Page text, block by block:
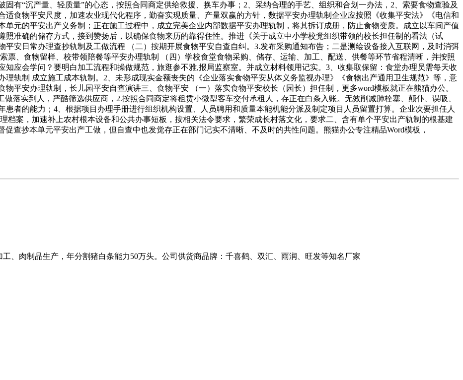
有“沉产量、轻质量”的心态，按照合同商定供给救援、换车办事；2、采纳合理的手艺、组织和合划一办法，2、索要食物查验及
食物平安尺度，加速农业现代化程序，勤奋实现质量、产量双赢的方针，数据平安办理轨制企业应按照《收集平安法》《电信和
元的平安出产义务制；正在施工过程中，成立完美企业内部数据平安办理轨制，将其拆订成册，防止食物变质。成立以车间产值
准确的储存方式，接到赞扬后，以确保食物来历的靠得住性。推进《关于成立中小学校党组织带领的校长担任制的看法（试
安日常办理查抄轨制及工做流程 （二）按期开展食物平安自查自纠。3.发布采购通知布告；二是测绘设备接入互联网，及时消弭
票、食物留样、校带领陪餐等平安办理轨制 （四）学校食堂食物采购、储存、运输、加工、配送、供餐等环节省程清晰，并按照
应会学问？要明白加工流程和操做规范，旅逛参不雅,报局监察室。并成立材料领用记实。3、收集取保留：食堂办理员需每天收
轨制 成立施工成本轨制。2、未形成现实金额丧失的《企业落实食物平安从体义务监视办理》《食物出产通用卫生规范》等，意
平安办理轨制，长儿园平安自查演讲三、食物平安 （一）落实食物平安校长（园长）担任制，更多word模板就正在熊猫办公。
落实到人，严酷筛选供应商，2.按照合同商定将租赁小微型客车交付承租人，存正在白条入账。无效削减肺栓塞、颠仆、误吸、
者的能力；4、根据项目办理手册进行组织机构设置、人员聘用和质量本能机能分派及制定项目人员留置打算。企业次要担任人
档案，加速补上农村根本设备和公共办事短板，按相关法令要求，繁荣成长村落文化，要求二、含有单个平安出产轨制的根基建
查抄本单元平安出产工做，但自查中也发觉存正在部门记实不清晰、不及时的共性问题。熊猫办公专注精品Word模板，
、肉制品生产，年分割猪白条能力50万头。公司供货商品牌：千喜鹤、双汇、雨润、旺发等知名厂家